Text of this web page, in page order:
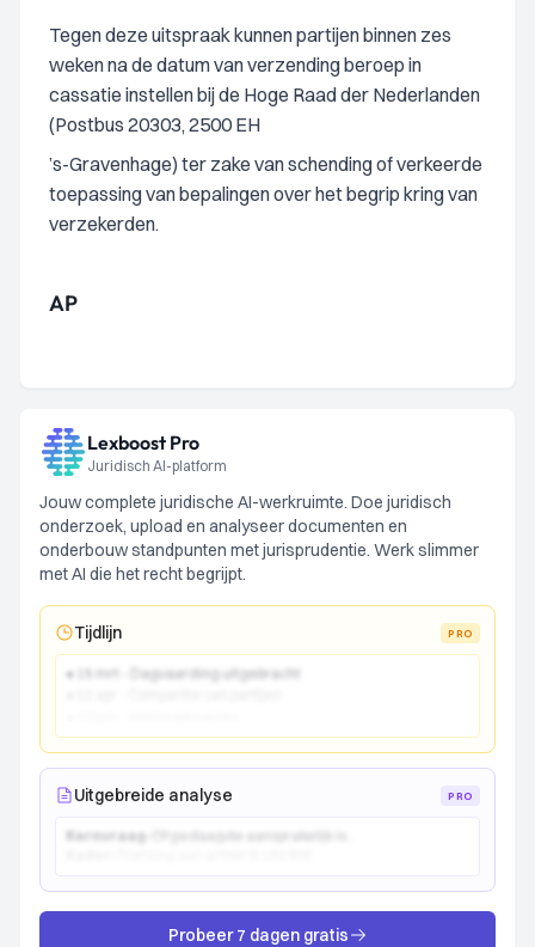
Tegen deze uitspraak kunnen partijen binnen zes
weken na de datum van verzending beroep in
cassatie instellen bij de Hoge Raad der Nederlanden
(Postbus 20303, 2500 EH
’s-Gravenhage) ter zake van schending of verkeerde
toepassing van bepalingen over het begrip kring van
verzekerden.
AP
Lexboost Pro
Juridisch AI-platform
Jouw complete juridische AI-werkruimte. Doe juridisch
onderzoek, upload en analyseer documenten en
onderbouw standpunten met jurisprudentie. Werk slimmer
met AI die het recht begrijpt.
Tijdlijn PRO
● 15 mrt - Dagvaarding uitgebracht
Uitgebreide analyse PRO
Kernvraag:
Probeer 7 dagen gratis